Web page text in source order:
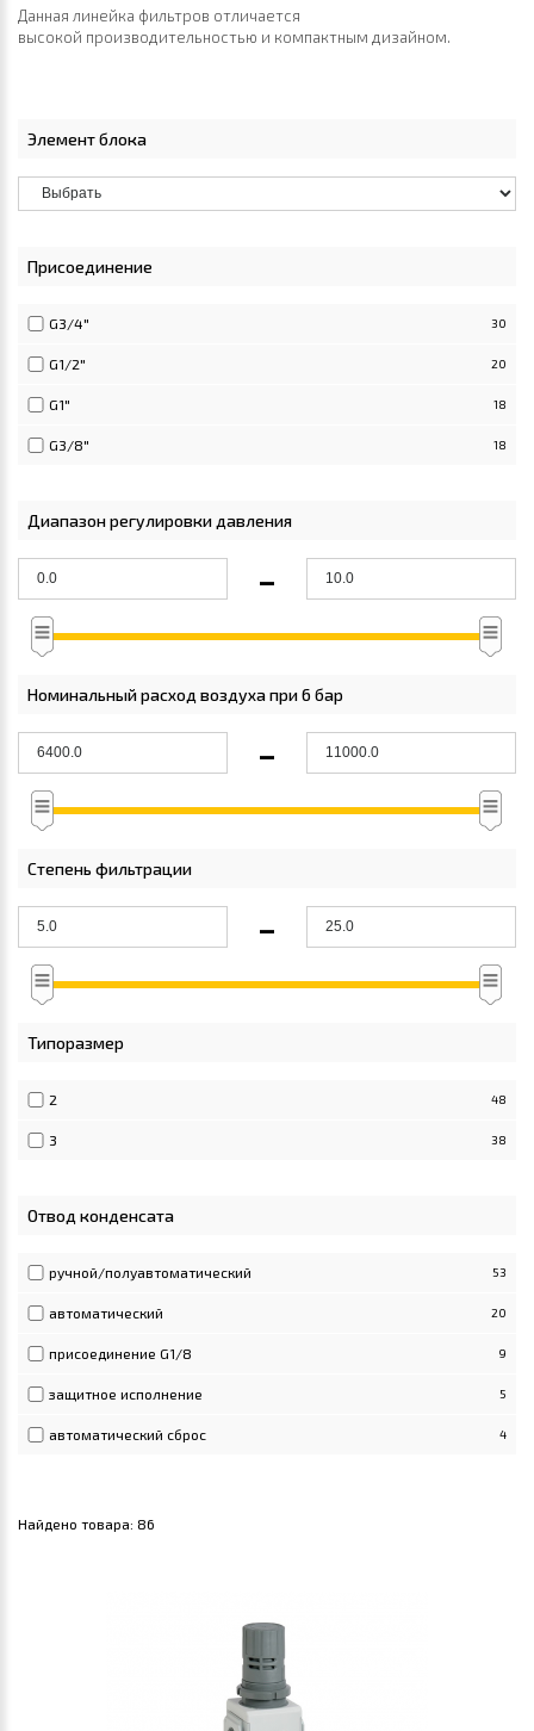
Данная линейка фильтров отличается
высокой производительностью и компактным дизайном.
Элемент блока
Присоединение
G3/4" 30
G1/2" 20
G1" 18
G3/8" 18
Диапазон регулировки давления
-
Номинальный расход воздуха при 6 бар
-
Степень фильтрации
-
Типоразмер
2 48
3 38
Отвод конденсата
ручной/полуавтоматический 53
автоматический 20
присоединение G1/8 9
защитное исполнение 5
автоматический сброс 4
Найдено товара: 86